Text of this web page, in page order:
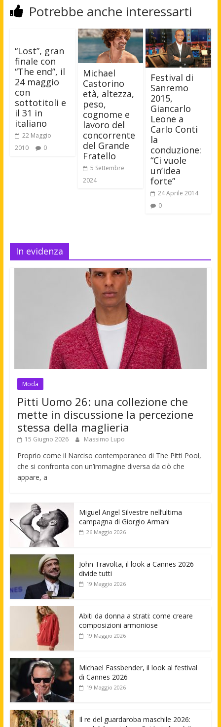
Potrebbe anche interessarti
“Lost”, gran
finale con
“The end”, il
24 maggio
con
sottotitoli e
il 31 in
italiano
22 Maggio
2010
0
Michael
Castorino
età, altezza,
peso,
cognome e
lavoro del
concorrente
del Grande
Fratello
5 Settembre
2024
Festival di
Sanremo
2015,
Giancarlo
Leone a
Carlo Conti
la
conduzione:
“Ci vuole
un’idea
forte”
24 Aprile 2014
0
In evidenza
Moda
Pitti Uomo 26: una collezione che
mette in discussione la percezione
stessa della maglieria
15 Giugno 2026 Massimo Lupo
Proprio come il Narciso contemporaneo di The Pitti Pool,
che si confronta con un’immagine diversa da ciò che
appare, a
Miguel Angel Silvestre nell’ultima
campagna di Giorgio Armani
26 Maggio 2026
John Travolta, il look a Cannes 2026
divide tutti
19 Maggio 2026
Abiti da donna a strati: come creare
composizioni armoniose
19 Maggio 2026
Michael Fassbender, il look al festival
di Cannes 2026
19 Maggio 2026
Il re del guardaroba maschile 2026: